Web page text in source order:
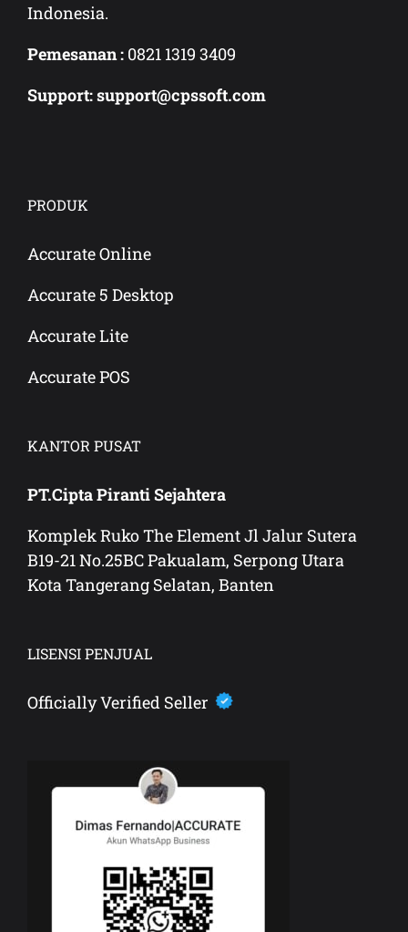
Indonesia.
Pemesanan : 0821 1319 3409
Support: support@cpssoft.com
PRODUK
Accurate Online
Accurate 5 Desktop
Accurate Lite
Accurate POS
KANTOR PUSAT
PT.Cipta Piranti Sejahtera
Komplek Ruko The Element Jl Jalur Sutera
B19-21 No.25BC Pakualam, Serpong Utara
Kota Tangerang Selatan, Banten
LISENSI PENJUAL
Officially Verified Seller